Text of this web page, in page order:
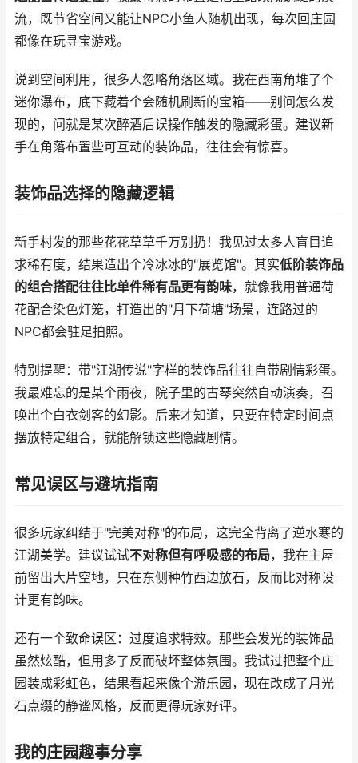
流，既节省空间又能让NPC小鱼人随机出现，每次回庄园
都像在玩寻宝游戏。
说到空间利用，很多人忽略角落区域。我在西南角堆了个
迷你瀑布，底下藏着个会随机刷新的宝箱——别问怎么发
现的，问就是某次醉酒后误操作触发的隐藏彩蛋。建议新
手在角落布置些可互动的装饰品，往往会有惊喜。
装饰品选择的隐藏逻辑
新手村发的那些花花草草千万别扔！我见过太多人盲目追
求稀有度，结果造出个冷冰冰的"展览馆"。其实低阶装饰品
的组合搭配往往比单件稀有品更有韵味，就像我用普通荷
花配合染色灯笼，打造出的"月下荷塘"场景，连路过的
NPC都会驻足拍照。
特别提醒：带"江湖传说"字样的装饰品往往自带剧情彩蛋。
我最难忘的是某个雨夜，院子里的古琴突然自动演奏，召
唤出个白衣剑客的幻影。后来才知道，只要在特定时间点
摆放特定组合，就能解锁这些隐藏剧情。
常见误区与避坑指南
很多玩家纠结于"完美对称"的布局，这完全背离了逆水寒的
江湖美学。建议试试不对称但有呼吸感的布局，我在主屋
前留出大片空地，只在东侧种竹西边放石，反而比对称设
计更有韵味。
还有一个致命误区：过度追求特效。那些会发光的装饰品
虽然炫酷，但用多了反而破坏整体氛围。我试过把整个庄
园装成彩虹色，结果看起来像个游乐园，现在改成了月光
石点缀的静谧风格，反而更得玩家好评。
我的庄园趣事分享